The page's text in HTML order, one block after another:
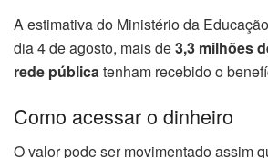
A estimativa do Ministério da
dia 4 de agosto, mais de3,3 milhões
rede públicatenham recebido o
Como acessar o dinheiro
O valor pode ser movimentado assim